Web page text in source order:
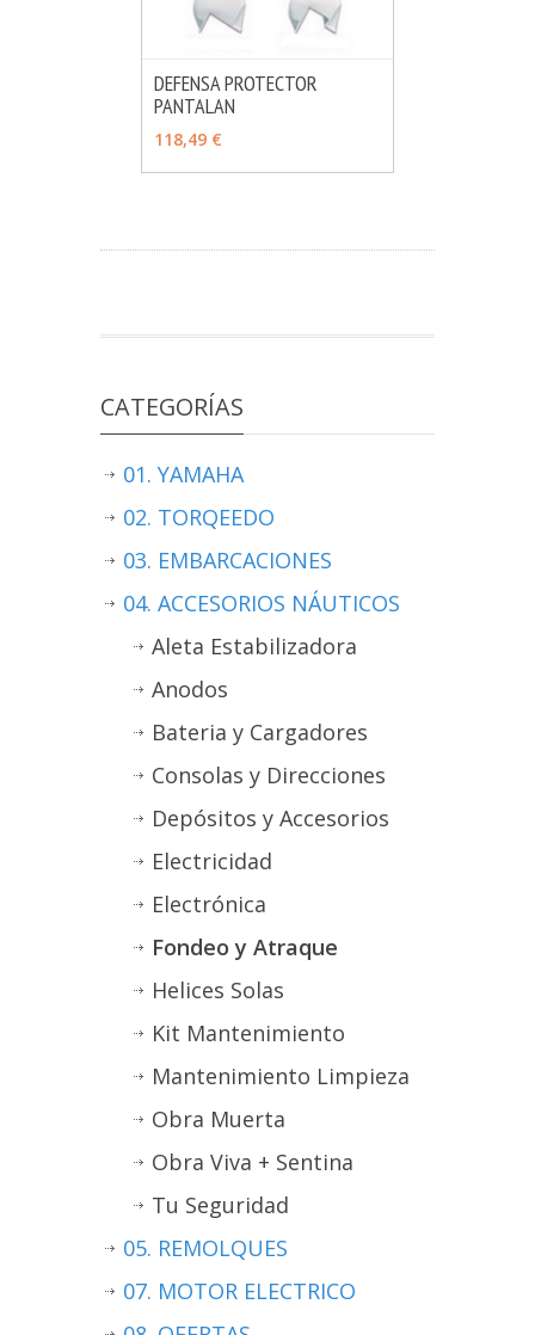
VER OPCIONES
DEFENSA PROTECTOR
PANTALAN
118,49 €
CATEGORÍAS
01. YAMAHA
02. TORQEEDO
03. EMBARCACIONES
04. ACCESORIOS NÁUTICOS
Aleta Estabilizadora
Anodos
Bateria y Cargadores
Consolas y Direcciones
Depósitos y Accesorios
Electricidad
Electrónica
Fondeo y Atraque
Helices Solas
Kit Mantenimiento
Mantenimiento Limpieza
Obra Muerta
Obra Viva + Sentina
Tu Seguridad
05. REMOLQUES
07. MOTOR ELECTRICO